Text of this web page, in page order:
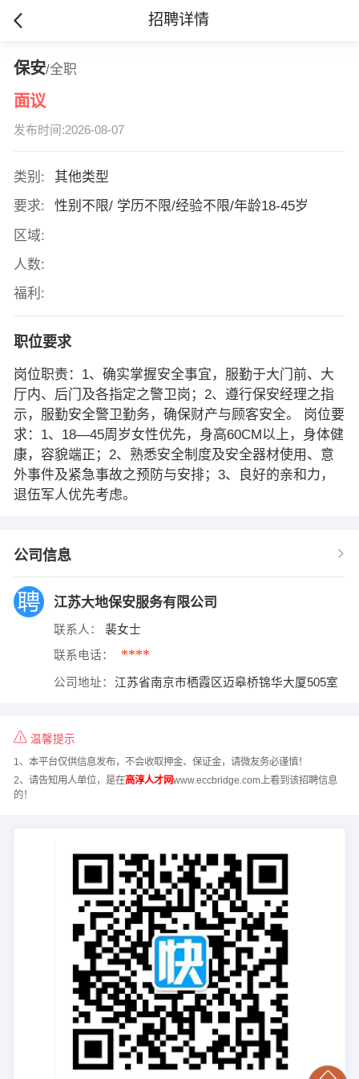
招聘详情
保安/全职
面议
发布时间:2026-08-07
类别:
其他类型
要求:
性别不限/ 学历不限/经验不限/年龄18-45岁
区域:
人数:
福利:
职位要求
岗位职责：1、确实掌握安全事宜，服勤于大门前、大
厅内、后门及各指定之警卫岗；2、遵行保安经理之指
示，服勤安全警卫勤务，确保财产与顾客安全。 岗位要
求：1、18—45周岁女性优先，身高60CM以上，身体健
康，容貌端正；2、熟悉安全制度及安全器材使用、意
外事件及紧急事故之预防与安排；3、良好的亲和力，
退伍军人优先考虑。
公司信息
江苏大地保安服务有限公司
联系人： 裴女士
联系电话： ****
公司地址： 江苏省南京市栖霞区迈皋桥锦华大厦505室
温馨提示
1、本平台仅供信息发布，不会收取押金、保证金，请微友务必谨慎！
2、请告知用人单位，是在高淳人才网www.eccbridge.com上看到该招聘信息
的！